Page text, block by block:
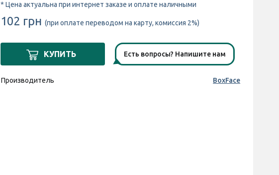
* Цена актуальна при интернет заказе и оплате наличными
102 грн (при оплате переводом на карту, комиссия 2%)
КУПИТЬ Есть вопросы? Напишите нам
Производитель BoxFace